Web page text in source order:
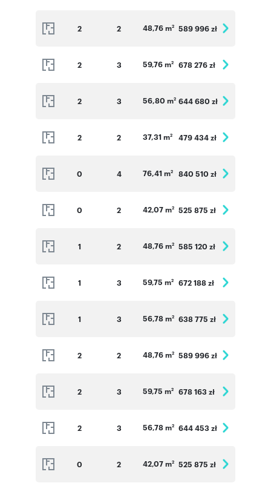
zewnętrzne przeciwsłoneczne sterowane
elektrycznie.
Informacje dodatkowe ( Szczegółowe
Miejsce postojowe w hali garażowej: 35 000 zł
Jednoślady/Pomieszczenia rowerowe: 4 000
zł/m2
2 2 48,76 m2 589 996 zł
2 3 59,76 m2 678 276 zł
2 3 56,80 m2 644 680 zł
2 2 37,31 m2 479 434 zł
0 4 76,41 m2 840 510 zł
0 2 42,07 m2 525 875 zł
1 2 48,76 m2 585 120 zł
1 3 59,75 m2 672 188 zł
1 3 56,78 m2 638 775 zł
2 2 48,76 m2 589 996 zł
2 3 59,75 m2 678 163 zł
2 3 56,78 m2 644 453 zł
0 2 42,07 m2 525 875 zł